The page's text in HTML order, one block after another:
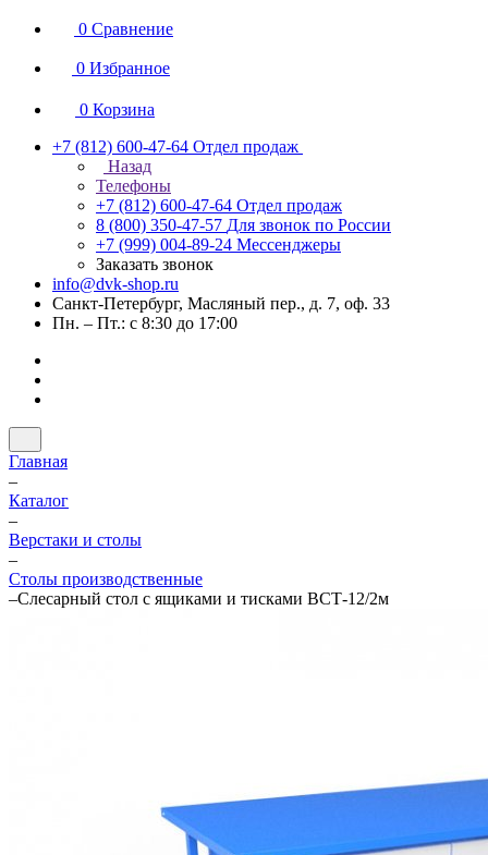
0 Сравнение
0 Избранное
0 Корзина
+7 (812) 600-47-64 Отдел продаж
Назад
Телефоны
+7 (812) 600-47-64 Отдел продаж
8 (800) 350-47-57 Для звонок по России
+7 (999) 004-89-24 Мессенджеры
Заказать звонок
info@dvk-shop.ru
Санкт-Петербург, Масляный пер., д. 7, оф. 33
Пн. – Пт.: с 8:30 до 17:00
Главная
–
Каталог
–
Верстаки и столы
–
Столы производственные
–Слесарный стол с ящиками и тисками ВСТ-12/2м